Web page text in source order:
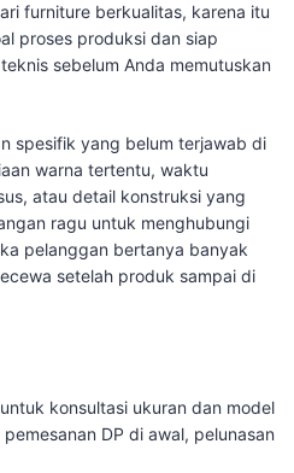
furniture berkualitas, karena itu
proses produksi dan siap
sebelum Anda memutuskan
spesifik yang belum terjawab di
warna tertentu, waktu
atau detail konstruksi yang
ragu untuk menghubungi
pelanggan bertanya banyak
setelah produk sampai di
konsultasi ukuran dan model
DP di awal, pelunasan